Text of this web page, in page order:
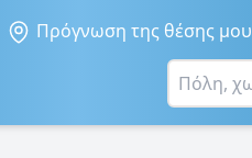
Πρόγνωση της θέσης μου